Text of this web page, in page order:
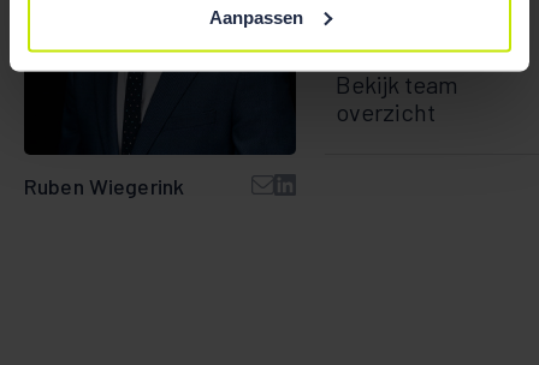
Aanpassen
Ruben Wiegerink
Bekijk team
overzicht